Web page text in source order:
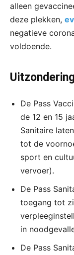
alleen
deze plekken,
negatieve
voldoende.
De Pass
de 12 en 15
Sanitaire
tot de
sport en
vervoer).
De Pass
toegang tot
in
De Pass